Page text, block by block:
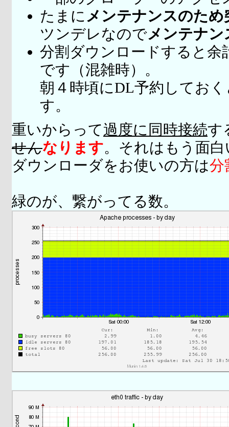
たまに メンテナンスのため
ツンデレなのでメンテナ
分割ダウンロードすると余
です（混雑時）。
朝４時頃にDL予約してお
す。
重いからって過度に同時接続す
せんなります。それはもう面
ダウンローダをお使いの方は分
緑のが、繋がってる数。